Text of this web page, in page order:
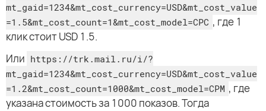
mt_gaid=1234&mt_cost_currency=USD&mt_cost_value
=1.5&mt_cost_count=1&mt_cost_model=CPC , где 1
клик стоит USD 1.5.
Или https://trk.mail.ru/i/?
mt_gaid=1234&mt_cost_currency=USD&mt_cost_value
=1.2&mt_cost_count=1000&mt_cost_model=CPM , где
указана стоимость за 1000 показов. Тогда